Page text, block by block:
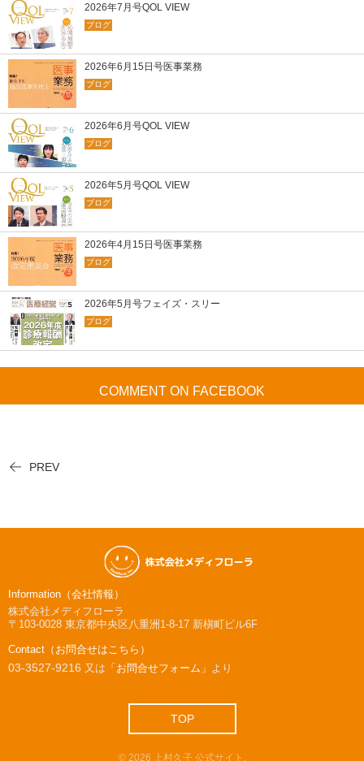
2026年7月号QOL VIEW
ブログ
2026年6月15日号医事業務
ブログ
2026年6月号QOL VIEW
ブログ
2026年5月号QOL VIEW
ブログ
2026年4月15日号医事業務
ブログ
2026年5月号フェイズ・スリー
ブログ
COMMENT ON FACEBOOK
PREV
Information（会社情報）
株式会社メディフローラ
〒103-0028 東京都中央区八重洲1-8-17 新槇町ビル6F
Contact（お問合せはこちら）
03-3527-9216 又は 「お問合せフォーム」 より
TOP
© 2026 上村久子 公式サイト